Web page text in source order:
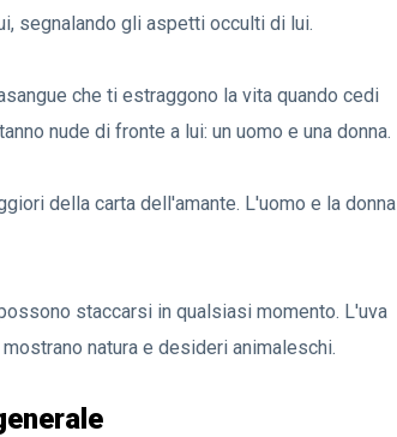
segnalando gli aspetti occulti di lui.
che ti estraggono la vita quando cedi
nude di fronte a lui: un uomo e una donna.
della carta dell'amante. L'uomo e la donna
staccarsi in qualsiasi momento. L'uva
natura e desideri animaleschi.